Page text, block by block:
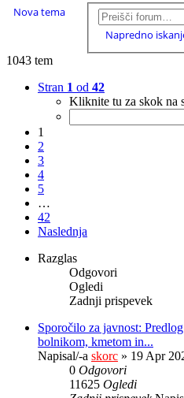
Nova tema
Napredno
1043 tem
Stran 1 od 42
Kliknite tu za skok na
1
2
3
4
5
…
42
Naslednja
Razglas
Odgovori
Ogledi
Zadnji prispevek
Sporočilo za javnost:
bolnikom, kmetom in...
Napisal/-a skorc » 19 Apr
0 Odgovori
11625 Ogledi